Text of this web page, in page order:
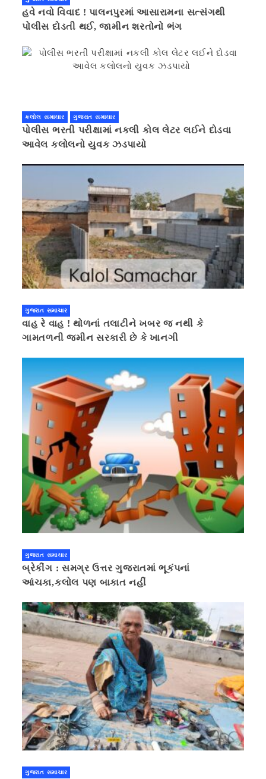
હવે નવો વિવાદ ! પાલનપુરમાં આસારામના સત્સંગથી
પોલીસ દોડતી થઈ, જામીન શરતોનો ભંગ
કલોલ સમાચાર ગુજરાત સમાચાર
પોલીસ ભરતી પરીક્ષામાં નકલી કોલ લેટર લઈને દોડવા
આવેલ કલોલનો યુવક ઝડપાયો
ગુજરાત સમાચાર
વાહ રે વાહ ! થોળનાં તલાટીને ખબર જ નથી કે
ગામતળની જમીન સરકારી છે કે ખાનગી
ગુજરાત સમાચાર
બ્રેકીંગ : સમગ્ર ઉત્તર ગુજરાતમાં ભૂકંપનાં
આંચકા,કલોલ પણ બાકાત નહીં
ગુજરાત સમાચાર